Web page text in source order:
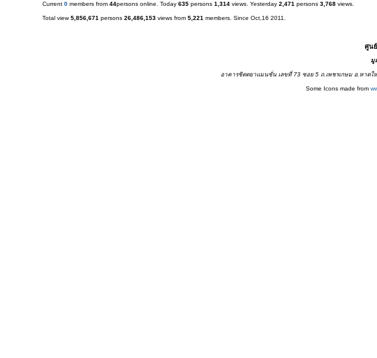
Current 0 members from 44persons online. Today 635 persons 1,314 views. Yesterday 2,471 persons 3,768 views.
Total view5,856,671 persons 26,486,153 views from 5,221 members. Since Oct,16 2011.
ศูน
มู
อาคารชิตตยาแมนชั่น เลขที่ 73 ซอย 5 ถ.เพชรเกษม อ.หาด
Some Icons made from